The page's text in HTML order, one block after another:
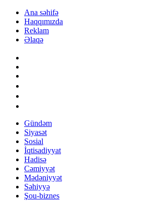
Ana səhifə
Haqqımızda
Reklam
Əlaqə
Gündəm
Siyasət
Sosial
İqtisadiyyat
Hadisə
Cəmiyyət
Mədəniyyət
Səhiyyə
Şou-biznes